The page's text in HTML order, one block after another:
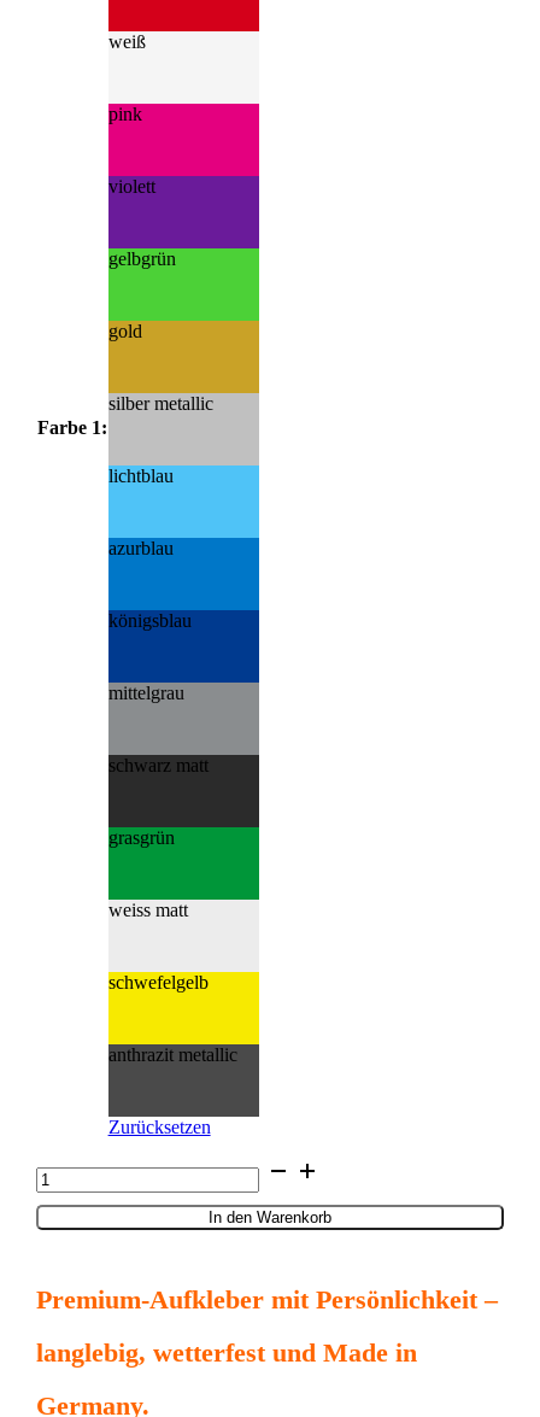
Farbe 1:
weiß
pink
violett
gelbgrün
gold
silber metallic
lichtblau
azurblau
königsblau
mittelgrau
schwarz matt
grasgrün
weiss matt
schwefelgelb
anthrazit metallic
Zurücksetzen
Fussball
Spieler
Silhouetten
Sport
Freizeit
In den Warenkorb
Premium-Aufkleber mit Persönlichkeit –
langlebig, wetterfest und Made in
Germany.